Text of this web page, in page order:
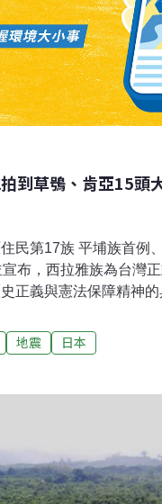
到草鴞、肯亞15頭
民第17族 平埔族首例
布，西拉雅族為台灣
正義與憲法保障精神
濕地拍到瀕危草鴞 相
中大肚台地淺山及海岸
棲地。過去一般認為
肚山台地及周邊草生
）
地震 日本